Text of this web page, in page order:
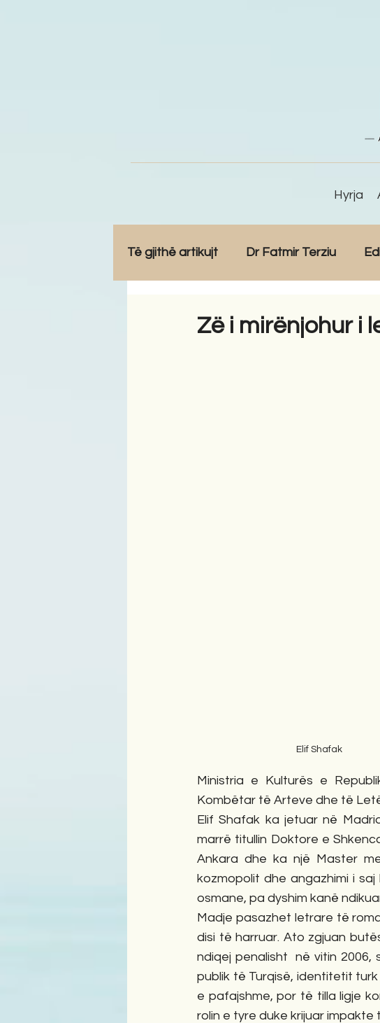
Hyrja
Të gjithë artikujt Dr Fatmir Terziu
Zë i mirënjohur i
Elif Shafak
Ministria e Kulturës e
Kombëtar të Arteve dhe të
Elif Shafak ka jetuar në
marrë titullin Doktore e
Ankara dhe ka një Master
kozmopolit dhe angazhimi i
osmane, pa dyshim kanë
Madje pasazhet letrare të
disi të harruar. Ato zgjuan
ndiqej penalisht  në vitin 2006,
publik të Turqisë, identitetit
e pafajshme, por të tilla ligje
rolin e tyre duke krijuar impakte